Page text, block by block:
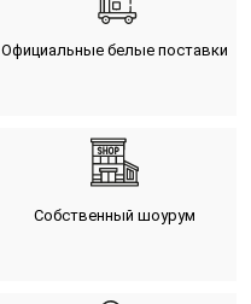
Официальные белые поставки
Собственный шоурум